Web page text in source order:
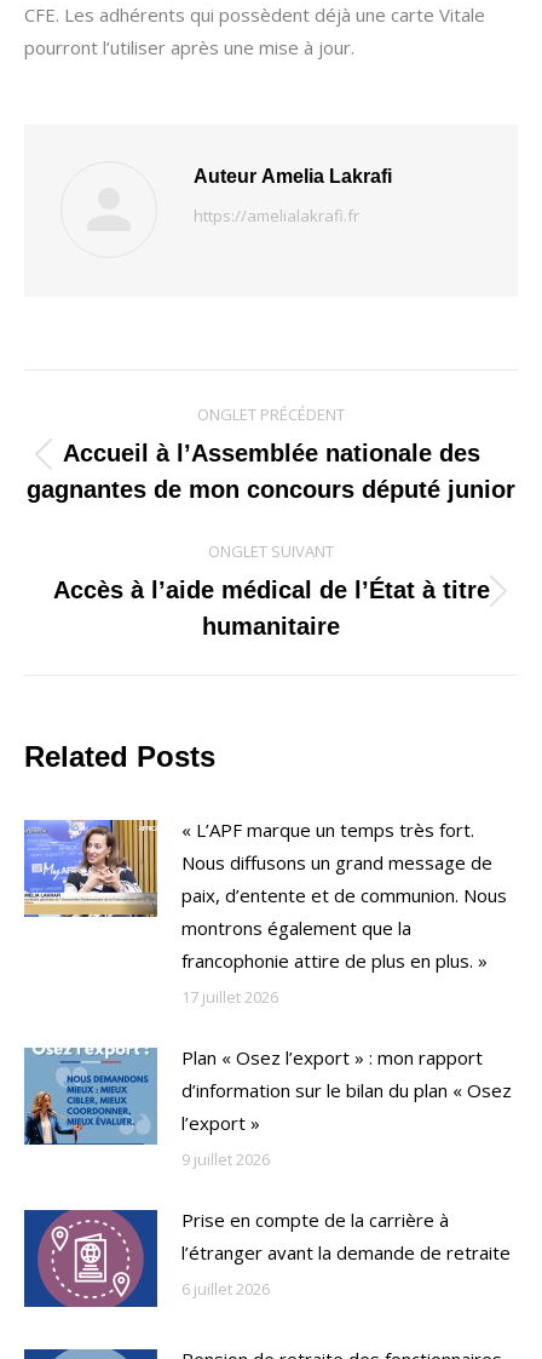
CFE. Les adhérents qui possèdent déjà une carte Vitale
pourront l’utiliser après une mise à jour.
Auteur Amelia Lakrafi
https://amelialakrafi.fr
de
commentaire
ONGLET PRÉCÉDENT
Onglet
précédent
Accueil à l’Assemblée nationale des
gagnantes de mon concours député junior
ONGLET SUIVANT
Onglet
suivant
Accès à l’aide médical de l’État à titre
humanitaire
Related Posts
« L’APF marque un temps très fort.
Nous diffusons un grand message de
paix, d’entente et de communion. Nous
montrons également que la
francophonie attire de plus en plus. »
17 juillet 2026
Plan « Osez l’export » : mon rapport
d’information sur le bilan du plan « Osez
l’export »
9 juillet 2026
Prise en compte de la carrière à
l’étranger avant la demande de retraite
6 juillet 2026